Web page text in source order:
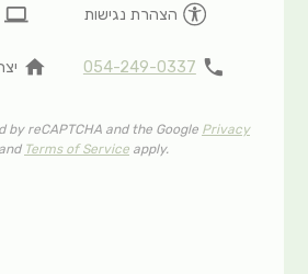
הצהרת נגישות computer
phone
054-249-0337
home
by reCAPTCHA and the Google Privacy
Terms of Service apply.